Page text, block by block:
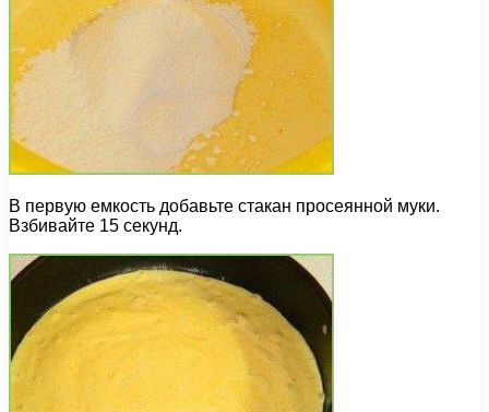
В первую емкость добавьте стакан просеянной муки.
Взбивайте 15 секунд.